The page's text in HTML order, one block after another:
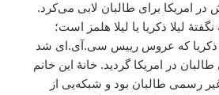
امریکا برای طالبان لابی می‌کرد.
لیلا ذکریا یا لیلا هلمز است؛
که عروس رییس سی.آی.ای شد
در امریکا گردید. خانۀ این خانم
رسمی طالبان بود و شبکه‌یی از